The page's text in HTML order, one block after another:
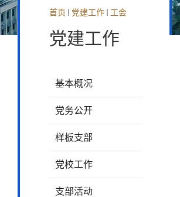
首页 党建工作 工会
党建工作
基本概况
党务公开
样板支部
党校工作
支部活动